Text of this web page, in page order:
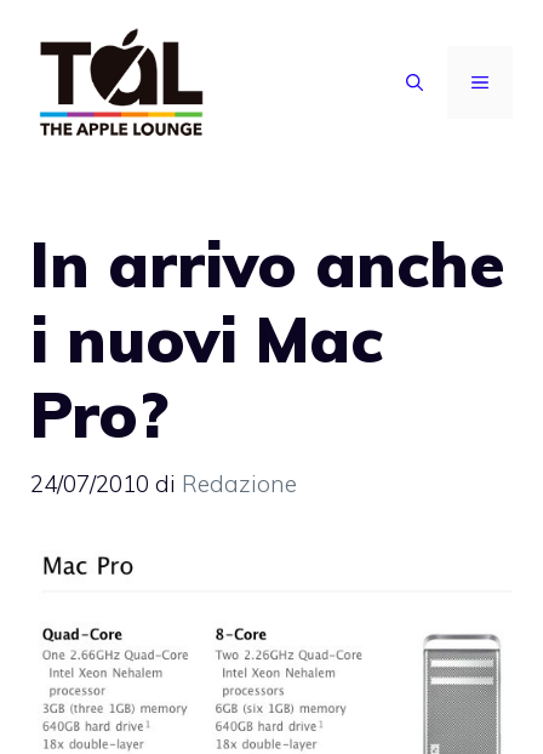
contenuto
MENU
In arrivo anche
i nuovi Mac
Pro?
24/07/2010 di Redazione